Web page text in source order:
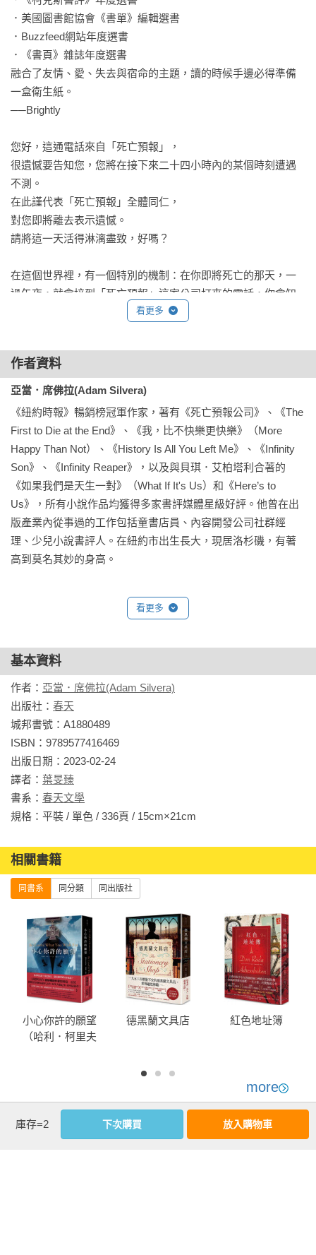
．美國圖書館協會《書單》編輯選書
．Buzzfeed網站年度選書
．《書頁》雜誌年度選書
融合了友情、愛、失去與宿命的主題，讀的時候手邊必得準備
一盒衛生紙。
──Brightly
您好，這通電話來自「死亡預報」，
很遺憾要告知您，您將在接下來二十四小時內的某個時刻遭遇
不測。
在此謹代表「死亡預報」全體同仁，
對您即將離去表示遺憾。
請將這一天活得淋漓盡致，好嗎？
在這個世界裡，有一個特別的機制：在你即將死亡的那天，一
過午夜，就會接到「死亡預報」這家公司打來的電話，你會知
道今天將結束生命，但不會知道是何時、以何種方式死亡。在
摯友」的 App ，這款App能幫助將死之人找到朋友，度過生命
中最後一天。
九月五日這天，馬提奧與魯佛斯都接到了「死亡預報」打來的
爸爸，如果他醒過來卻找不到兒子該怎麼辦？魯佛斯雖然個性
大剌剌，但他也有許多想做卻來不及完成的事……
考，什麼樣的人生才能讓你敢於說出你已不虛此行？亞當．席
媒體名人盛讚
在風波不斷的一天之內，兩個深思善感的年輕男主角誠摯而感
──《學校圖書館期刊》（星級評論）
關於失去、希望和友誼的救贖之力，大膽、美妙又縈繞人心！
──蘿倫．奧立佛（《還有機會說再見》作者）
席佛拉的又一出色之作。引人入勝、富於哲思，而且和書名所
暗示的一樣揪心。
──《柯克斯書評》星級評論
活方式，以及他們想要的生活方式。《死亡預報公司》完美證
風趣、甜蜜，甚至帶有些許樂觀希望。
──The A.V. Club
看更多
作者資料
亞當．席佛拉(Adam Silvera)
《紐約時報》暢銷榜冠軍作家，著有《死亡預報公司》、《The
First to Die at the End》、《我，比不快樂更快樂》（More
Happy Than Not）、《History Is All You Left Me》、《Infinity
Son》、《Infinity Reaper》，以及與貝琪．艾柏塔利合著的
《如果我們是天生一對》（What If It's Us）和《Here’s to
Us》，所有小說作品均獲得多家書評媒體星級好評。他曾在出
版產業內從事過的工作包括童書店員、內容開發公司社群經
理、少兒小說書評人。在紐約市出生長大，現居洛杉磯，有著
高到莫名其妙的身高。
看更多
基本資料
作者： 亞當．席佛拉(Adam Silvera)
出版社： 春天
城邦書號：A1880489
ISBN：9789577416469
出版日期：2023-02-24
譯者： 葉旻臻
書系： 春天文學
規格：平裝 / 單色 / 336頁 / 15cm×21cm
相關書籍
同書系 同分類 同出版社
小心你許的願望
（哈利．柯里夫
德黑蘭文具店 紅色地址簿
more
優惠活動快訊
庫存=2 下次購買 放入購物車